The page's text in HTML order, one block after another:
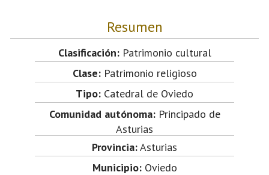
Resumen
Clasificación:Patrimonio cultural
Clase:Patrimonio religioso
Tipo: Catedral de Oviedo
Comunidad autónoma:Principado de
Asturias
Provincia:Asturias
Municipio:Oviedo